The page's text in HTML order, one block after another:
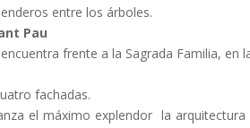
entre los árboles.
Pau
frente a la Sagrada Familia, en
fachadas.
el máximo explendor la arquitectura